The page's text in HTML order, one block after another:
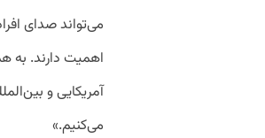
می‌تواند صدای
اهمیت دارند. به
آمریکایی و
می‌کنیم.»